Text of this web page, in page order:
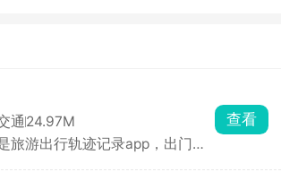
通 24.97M
旅游出行轨迹记录app，出门旅
查看